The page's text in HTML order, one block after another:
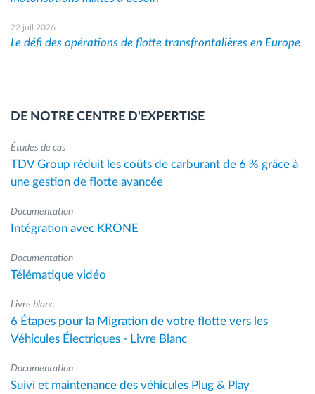
22 juil 2026
Le défi des opérations de flotte transfrontalières en Europe
DE NOTRE CENTRE D'EXPERTISE
Études de cas
TDV Group réduit les coûts de carburant de 6 % grâce à
une gestion de flotte avancée
Documentation
Intégration avec KRONE
Documentation
Télématique vidéo
Livre blanc
6 Étapes pour la Migration de votre flotte vers les
Véhicules Électriques - Livre Blanc
Documentation
Suivi et maintenance des véhicules Plug & Play